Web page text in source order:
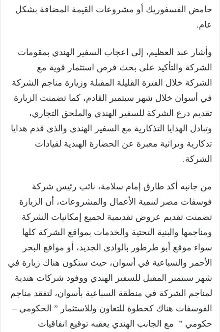
حامض الفسفوريك أو مشروعات القيمة المضافة بشكل
عام.
وأشار عبد العظيم، إلى اعجاب السفير الهندي بمقومات
الشركة والتأكيد على بحث فرص استثمار قوية مع
الشركة خلال الفترة القليلة المقبلة وزيارة مناجم الشركة
في أسوان خلال شهر سبتمبر القادم، كما تضمنت الزيارة
تقديم درع الشركة للسفير الهندي والملحق التجاري،
وتبادل الهدايا التذكارية مع السفير الهندي والذي قدم هدايا
تذكارية وتراثية معبرة عن الحضارة الهندية لقيادات
الشركة.
من جانبه أكد طارق إمام سلامة، نائب رئيس شركة
فوسفات مصر لتنمية الأعمال والمشروعات، أن الزيارة
تضمنت تقديم عروض تقديمية لجميع إمكانيات الشركة
ومناجمها والبنية التحتية والخدمات بمواقع الشركة كلها
سواء موقع أبو طرطور بالوادي الجديد، أو مواقع البحر
الأحمر والسباعية في أسوان، حيث ستكون هناك زيارة في
شهر سبتمبر المقبل للسفير الهندي ووفود شركات هندية
لمناجم الشركة في منطقة السباعية بأسوان، لتفقد مناجم
الفوسفات هناك كخطوة للتعاون وللاستثمار ” الحكومي –
حكومي ” مع الجانب الهندي يعقبه توقيع اتفاقيات